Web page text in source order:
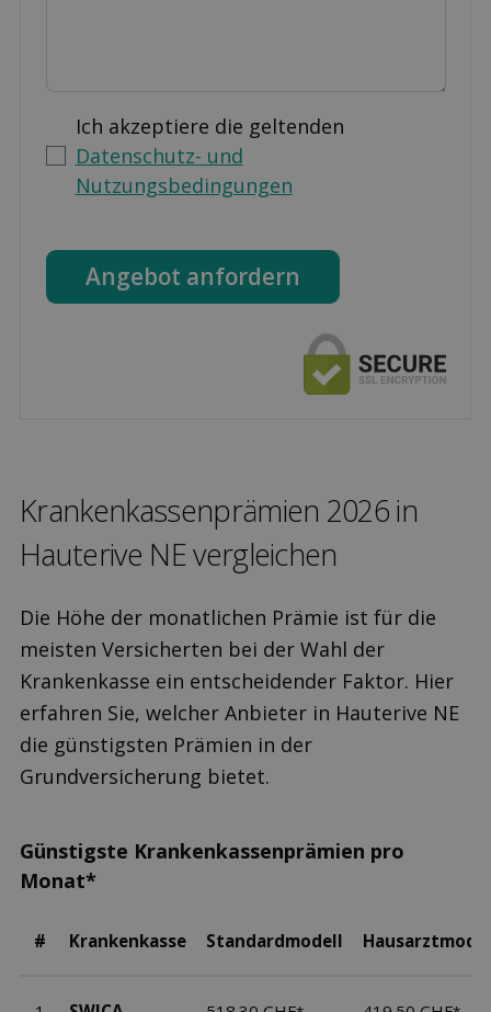
Ich akzeptiere die geltenden
Datenschutz- und
Nutzungsbedingungen
Angebot anfordern
Kranken­kassen­prämien 2026 in
Hauterive NE ver­gleichen
Die Höhe der monatlichen Prämie ist für die
meisten Versicherten bei der Wahl der
Krankenkasse ein entscheidender Faktor. Hier
erfahren Sie, welcher Anbieter in Hauterive NE
die günstigsten Prämien in der
Grundversicherung bietet.
Günstigste Krankenkassenprämien pro
Monat*
# Krankenkasse Standardmodell